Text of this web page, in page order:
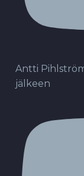
Antti
jälkeen